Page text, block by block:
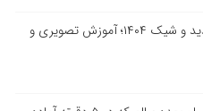
۱۰ مدل دسر یلدایی جدید و شیک ۱۴۰۴؛ آموزش تصویری و